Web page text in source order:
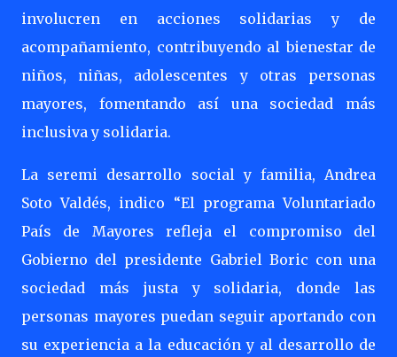
involucren en acciones solidarias y de
acompañamiento, contribuyendo al bienestar de
niños, niñas, adolescentes y otras personas
mayores, fomentando así una sociedad más
inclusiva y solidaria.
La seremi desarrollo social y familia, Andrea
Soto Valdés, indico “El programa Voluntariado
País de Mayores refleja el compromiso del
Gobierno del presidente Gabriel Boric con una
sociedad más justa y solidaria, donde las
personas mayores puedan seguir aportando con
su experiencia a la educación y al desarrollo de